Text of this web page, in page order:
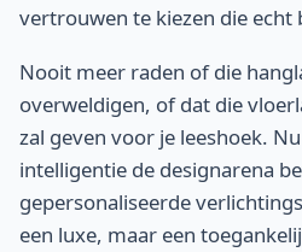
vertrouwen te kiezen die echt
Nooit meer raden of die
overweldigen, of dat die
zal geven voor je leeshoek.
intelligentie de designarena
gepersonaliseerde
een luxe, maar een